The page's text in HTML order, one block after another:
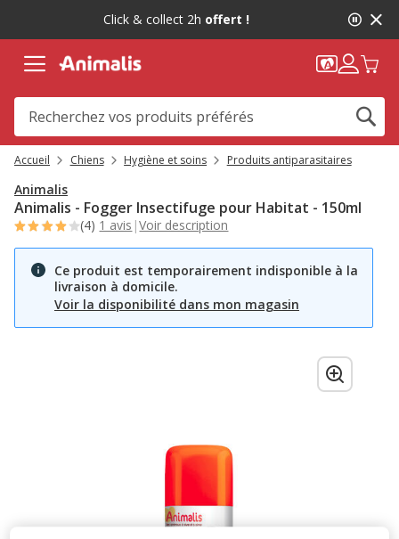
message,
Click & collect 2h offert !
Accueil Chiens Hygiène et soins Produits antiparasitaires
Animalis
Animalis - Fogger Insectifuge pour Habitat - 150ml
(4) 1 avis |Voir description
Ce produit est temporairement indisponible à la
livraison à domicile.
Voir la disponibilité dans mon magasin